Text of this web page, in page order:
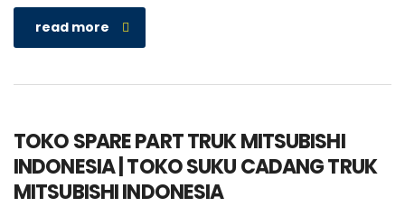
read more
TOKO SPARE PART TRUK MITSUBISHI
INDONESIA | TOKO SUKU CADANG TRUK
MITSUBISHI INDONESIA